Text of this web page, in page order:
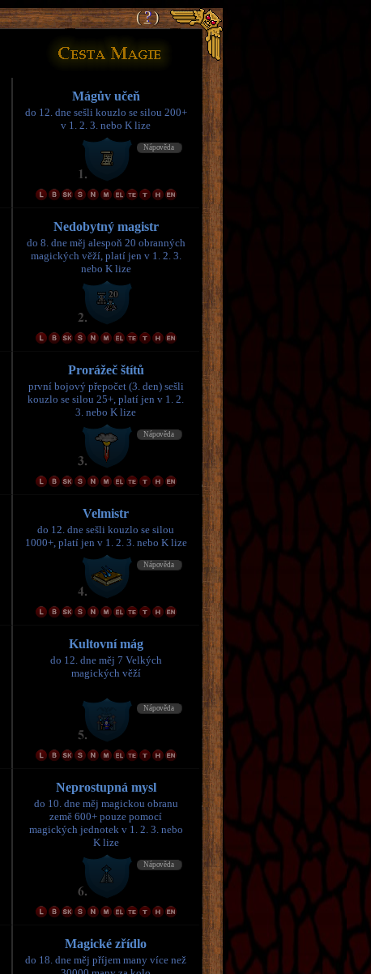
(?)
(?)
Mágův učeň
do 12. dne sešli kouzlo se silou 200+
v 1. 2. 3. nebo K lize
Nedobytný magistr
do 8. dne měj alespoň 20 obranných
magických věží, platí jen v 1. 2. 3.
nebo K lize
Prorážeč štítů
první bojový přepočet (3. den) sešli
kouzlo se silou 25+, platí jen v 1. 2.
3. nebo K lize
Velmistr
do 12. dne sešli kouzlo se silou
1000+, platí jen v 1. 2. 3. nebo K lize
Kultovní mág
do 12. dne měj 7 Velkých
magických věží
Neprostupná mysl
do 10. dne měj magickou obranu
země 600+ pouze pomocí
magických jednotek v 1. 2. 3. nebo
K lize
Magické zřídlo
do 18. dne měj příjem many více než